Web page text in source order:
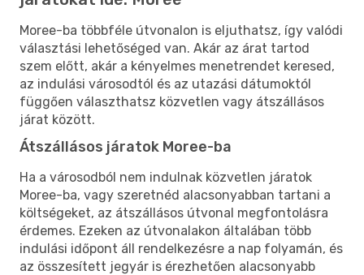
Moree-ba többféle útvonalon is eljuthatsz, így valódi
választási lehetőséged van. Akár az árat tartod
szem előtt, akár a kényelmes menetrendet keresed,
az indulási városodtól és az utazási dátumoktól
függően választhatsz közvetlen vagy átszállásos
járat között.
Átszállásos járatok Moree-ba
Ha a városodból nem indulnak közvetlen járatok
Moree-ba, vagy szeretnéd alacsonyabban tartani a
költségeket, az átszállásos útvonal megfontolásra
érdemes. Ezeken az útvonalakon általában több
indulási időpont áll rendelkezésre a nap folyamán, és
az összesített jegyár is érezhetően alacsonyabb